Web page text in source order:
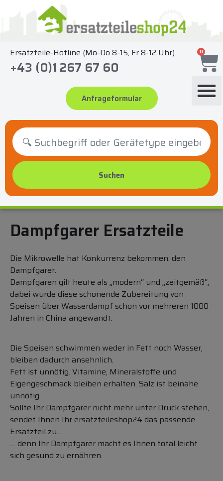
springen
Ersatzteile-Hotline (Mo-Do 8-15, Fr 8-12 Uhr)
+43 (0)1 267 67 60
Anfrageformular
0
Dampfgarer Ersatzteile
Die Mikrowelle hat Konkurrenz bekommen: den
Dampfgarer.
Dampfgaren gilt heute als „modern“ und „zeitgemäß“,
dabei wurde diese schonende Zubereitung von
Speisen über Wasserdampf schon vor mehreren 1000
Jahren in China angewandt.
Die Speisen schwimmen weder in Fett noch Wasser,
bleiben dadurch ansehnlich.
Fett ist unnötig. Vitamine, Mineralstoffe und
Eigengeschmack bleiben erhalten. Salz ist beinahe
unnötig.
Sollte Ihr Dampfgarer nicht mehr unter Druck stehen,
sendet Ihnen Ihr ersatzteileshop24 das passende
Ersatzteil zu…
… denn Ihr Dampfgarer macht es Ihnen total leicht
sich gesund zu ernähren.